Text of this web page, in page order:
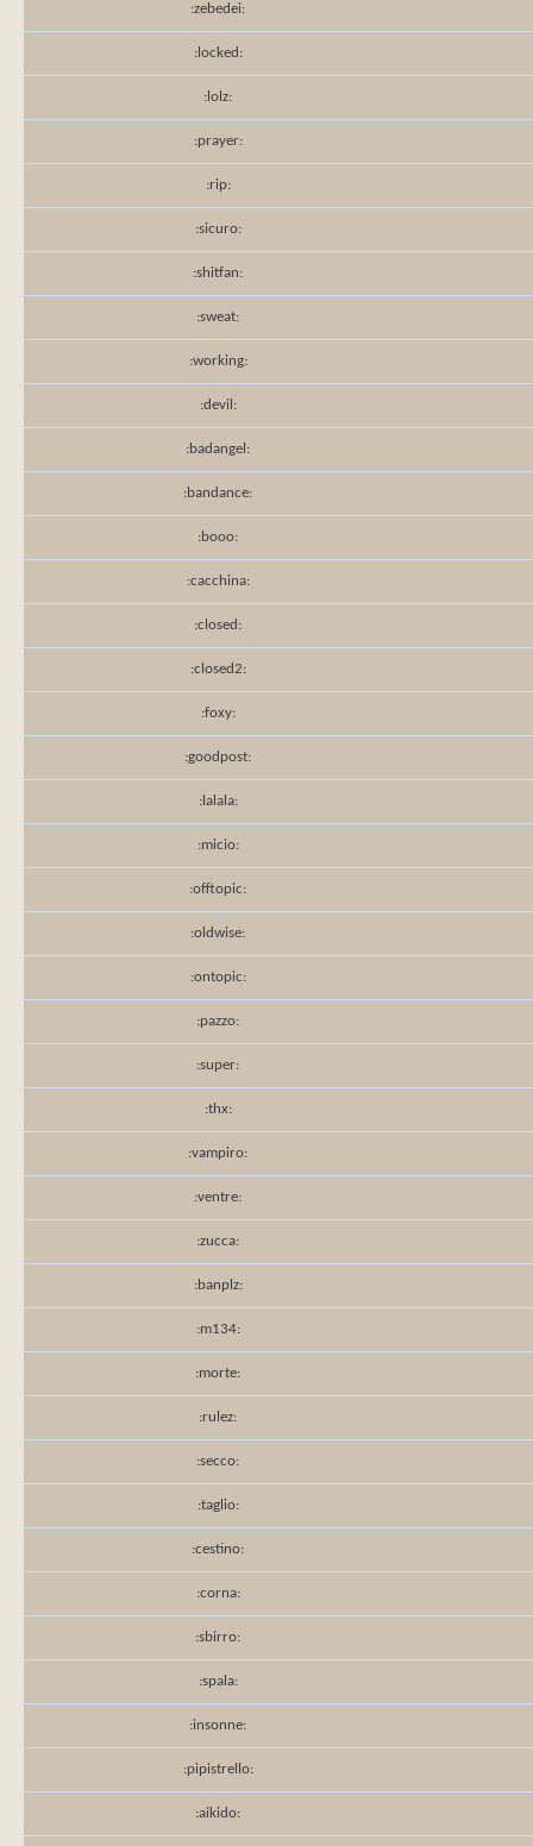
:zebedei:
:locked:
:lolz:
:prayer:
:rip:
:sicuro:
:shitfan:
:sweat:
:working:
:devil:
:badangel:
:bandance:
:booo:
:cacchina:
:closed:
:closed2:
:foxy:
:goodpost:
:lalala:
:micio:
:offtopic:
:oldwise:
:ontopic:
:pazzo:
:super:
:thx:
:vampiro:
:ventre:
:zucca:
:banplz:
:m134:
:morte:
:rulez:
:secco:
:taglio:
:cestino:
:corna:
:sbirro:
:spala:
:insonne:
:pipistrello:
:aikido: